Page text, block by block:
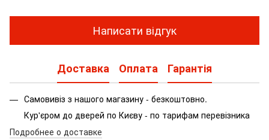
Написати відгук
Доставка Оплата Гарантія
Самовивіз з нашого магазину - безкоштовно.
Кур'єром до дверей по Києву - по тарифам перевізника
Подробнее о доставке